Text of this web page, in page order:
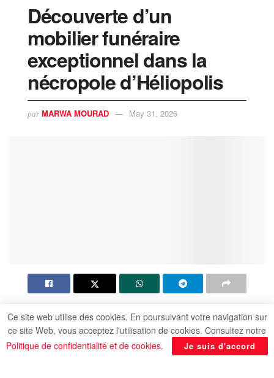
Découverte d’un
mobilier funéraire
exceptionnel dans la
nécropole d’Héliopolis
par MARWA MOURAD May 31, 2026
Ce site web utilise des cookies. En poursuivant votre navigation sur
ce site Web, vous acceptez l'utilisation de cookies. Consultez notre
Politique de confidentialité et de cookies. Je suis d'accord